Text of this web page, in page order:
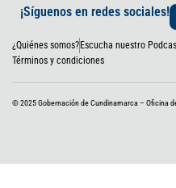
¡Síguenos en redes sociales!
¿Quiénes somos?Escucha nuestro
Términos y condiciones
© 2025 Gobernación de Cundinamarca – Oficina